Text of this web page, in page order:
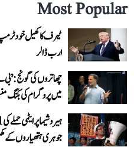
Most Popular
ارب ڈالر
چھاتروں کی گونج:
میں پروگرام کی بکنگ
جوہری ہتھیاروں کے